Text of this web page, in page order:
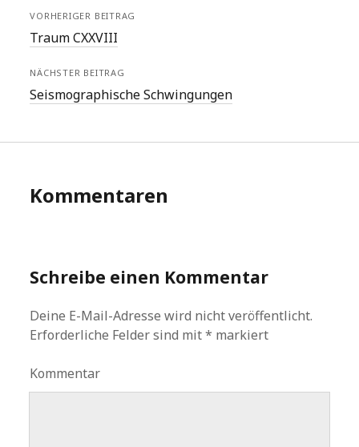
VORHERIGER BEITRAG
Traum CXXVIII
NÄCHSTER BEITRAG
Seismographische Schwingungen
Kommentaren
Schreibe einen Kommentar
Deine E-Mail-Adresse wird nicht veröffentlicht.
Erforderliche Felder sind mit* markiert
Kommentar